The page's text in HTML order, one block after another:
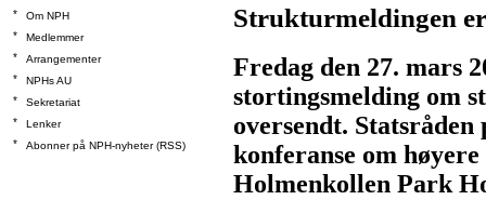
*
Om NPH
*
Medlemmer
*
Arrangementer
*
NPHs AU
*
Sekretariat
*
Lenker
*
Abonner på NPH-nyheter (RSS)
Strukturmeldingen
Fredag den 27. mars
stortingsmelding om
oversendt.
konferanse om
Holmenkollen Park